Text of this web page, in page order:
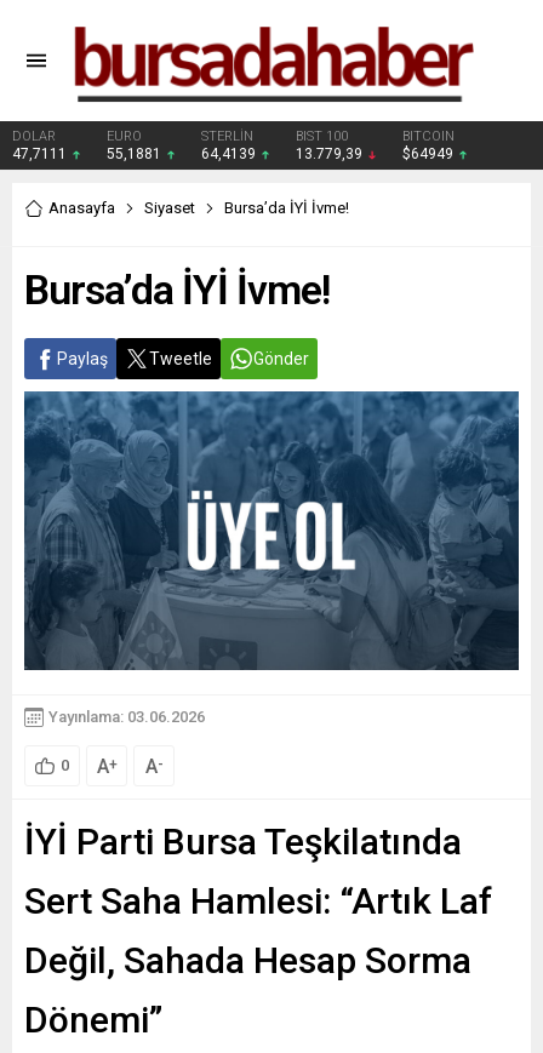
DOLAR
47,7111
EURO
55,1881
STERLİN
64,4139
BIST 100
13.779,39
BITCOIN
$64949
Anasayfa Siyaset Bursa’da İYİ İvme!
Bursa’da İYİ İvme!
Paylaş Tweetle Gönder
Yayınlama: 03.06.2026
0 A+ A-
İYİ Parti Bursa Teşkilatında
Sert Saha Hamlesi: “Artık Laf
Değil, Sahada Hesap Sorma
Dönemi”